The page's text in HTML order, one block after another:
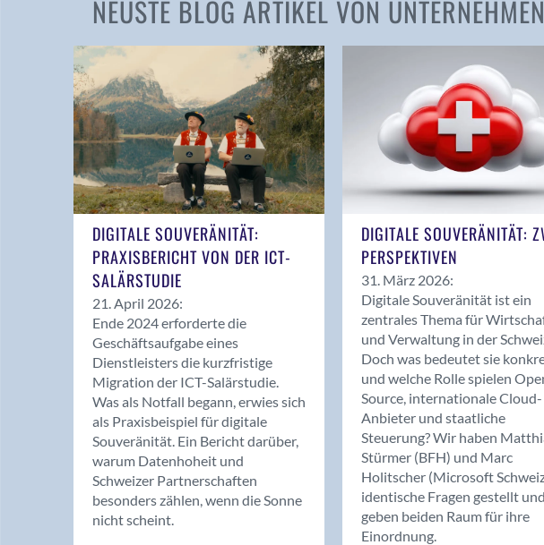
NEUSTE BLOG ARTIKEL VON UNTERNEHMEN
DIGITALE SOUVERÄNITÄT:
PRAXISBERICHT VON DER ICT-
SALÄRSTUDIE
21. April 2026:
Ende 2024 erforderte die
Geschäftsaufgabe eines
Dienstleisters die kurzfristige
Migration der ICT-Salärstudie.
Was als Notfall begann, erwies sich
als Praxisbeispiel für digitale
Souveränität. Ein Bericht darüber,
warum Datenhoheit und
Schweizer Partnerschaften
besonders zählen, wenn die Sonne
nicht scheint.
DIGITALE SOUVERÄNITÄT:
PERSPEKTIVEN
31. März 2026:
Digitale Souveränität ist ein
zentrales Thema für
und Verwaltung in der
Doch was bedeutet sie
und welche Rolle spielen
Source, internationale Cloud-
Anbieter und staatliche
Steuerung? Wir haben
Stürmer (BFH) und Marc
Holitscher (Microsoft
identische Fragen gestellt und
geben beiden Raum für ihre
Einordnung.